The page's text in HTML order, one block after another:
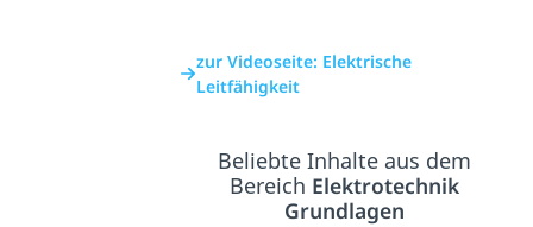
zur Videoseite: Elektrische
Leitfähigkeit
Beliebte Inhalte aus dem
Bereich Elektrotechnik
Grundlagen